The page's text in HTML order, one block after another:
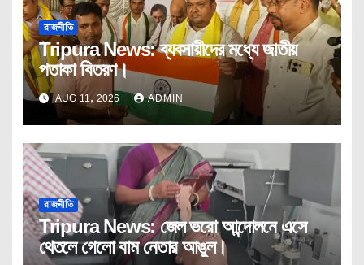
রাজনীতি
Tripura News: ব্যবসায়ীদের মধ্যে জাতীয়
পতাকা বিতরণ।
AUG 11, 2026 ADMIN
রাজনীতি
Tripura News: জেল ভরো আন্দোলনে এসে
থেতলে গেলো বাম নেতার আঙুল।